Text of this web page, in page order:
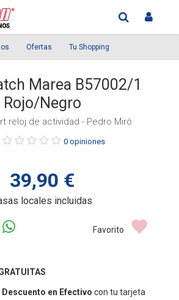
Ofertas Tu Shopping
Marea B57002/1
Rojo/Negro
reloj de actividad - Pedro Miró
Púntue
0 opiniones
39,90 €
locales incluidas
Favorito
Descuento en Efectivo con tu tarjeta